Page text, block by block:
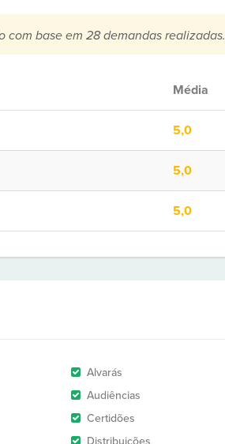
com base em 28 demandas realizadas.
Média
5,0
5,0
5,0
Alvarás
Audiências
Certidões
Distribuições